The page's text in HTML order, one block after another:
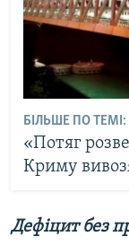
БІЛЬШЕ ПО ТЕМІ:
«Потяг
Криму
Дефіцит без